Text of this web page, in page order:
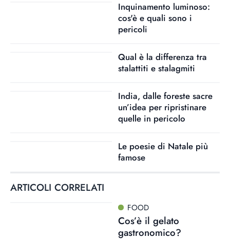
Inquinamento luminoso:
cos'è e quali sono i
pericoli
Qual è la differenza tra
stalattiti e stalagmiti
India, dalle foreste sacre
un’idea per ripristinare
quelle in pericolo
Le poesie di Natale più
famose
ARTICOLI CORRELATI
FOOD
Cos’è il gelato
gastronomico?